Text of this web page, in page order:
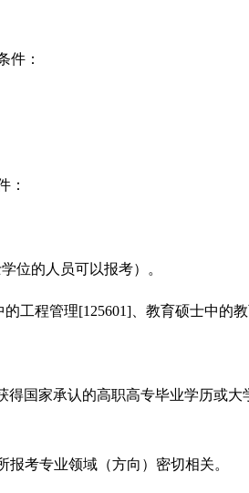
件：
：
位的人员可以报考）。
的工程管理[125601] 、教育硕士中的
得国家承认的高职高专毕业学历或
报考专业领域（方向）密切相关。